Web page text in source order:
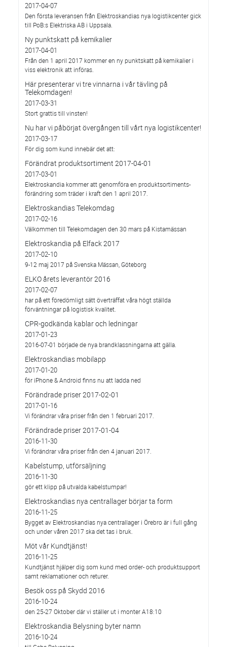
2017-04-07
Den första leveransen från Elektroskandias nya logistikcenter gick
till PoB:s Elektriska AB i Uppsala.
Ny punktskatt på kemikalier
2017-04-01
Från den 1 april 2017 kommer en ny punktskatt på kemikalier i
viss elektronik att införas.
Här presenterar vi tre vinnarna i vår tävling på
Telekomdagen!
2017-03-31
Stort grattis till vinsten!
Nu har vi påbörjat övergången till vårt nya logistikcenter!
2017-03-17
För dig som kund innebär det att:
Förändrat produktsortiment 2017-04-01
2017-03-01
Elektroskandia kommer att genomföra en produktsortiments-
förändring som träder i kraft den 1 april 2017.
Elektroskandias Telekomdag
2017-02-16
Välkommen till Telekomdagen den 30 mars på Kistamässan
Elektroskandia på Elfack 2017
2017-02-10
9-12 maj 2017 på Svenska Mässan, Göteborg
ELKO årets leverantör 2016
2017-02-07
har på ett föredömligt sätt överträffat våra högt ställda
förväntningar på logistisk kvalitet.
CPR-godkända kablar och ledningar
2017-01-23
2016-07-01 började de nya brandklassningarna att gälla.
Elektroskandias mobilapp
2017-01-20
för iPhone & Android finns nu att ladda ned
Förändrade priser 2017-02-01
2017-01-16
Vi förändrar våra priser från den 1 februari 2017.
Förändrade priser 2017-01-04
2016-11-30
Vi förändrar våra priser från den 4 januari 2017.
Kabelstump, utförsäljning
2016-11-30
gör ett klipp på utvalda kabelstumpar!
Elektroskandias nya centrallager börjar ta form
2016-11-25
Bygget av Elektroskandias nya centrallager i Örebro är i full gång
och under våren 2017 ska det tas i bruk.
Möt vår Kundtjänst!
2016-11-25
Kundtjänst hjälper dig som kund med order- och produktsupport
samt reklamationer och returer.
Besök oss på Skydd 2016
2016-10-24
den 25-27 Oktober där vi ställer ut i monter A18:10
Elektroskandia Belysning byter namn
2016-10-24